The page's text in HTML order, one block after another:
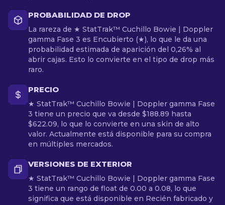
PROBABILIDAD DE DROP
La rareza de ★ StatTrak™ Cuchillo Bowie | Doppler
gamma Fase 3 es Encubierto (★), lo que le da una
probabilidad estimada de aparición del 0,26% al
abrir cajas. Esto lo convierte en el tipo de drop más
raro.
PRECIO
★ StatTrak™ Cuchillo Bowie | Doppler gamma Fase
3 tiene un precio que va desde $188.89 hasta
$622.09, lo que lo convierte en una skin de alto
valor. Actualmente está disponible para su compra
en múltiples mercados.
VERSIONES DE EXTERIOR
★ StatTrak™ Cuchillo Bowie | Doppler gamma Fase
3 tiene un rango de float de 0.00 a 0.08, lo que
significa que está disponible en Recién fabricado y